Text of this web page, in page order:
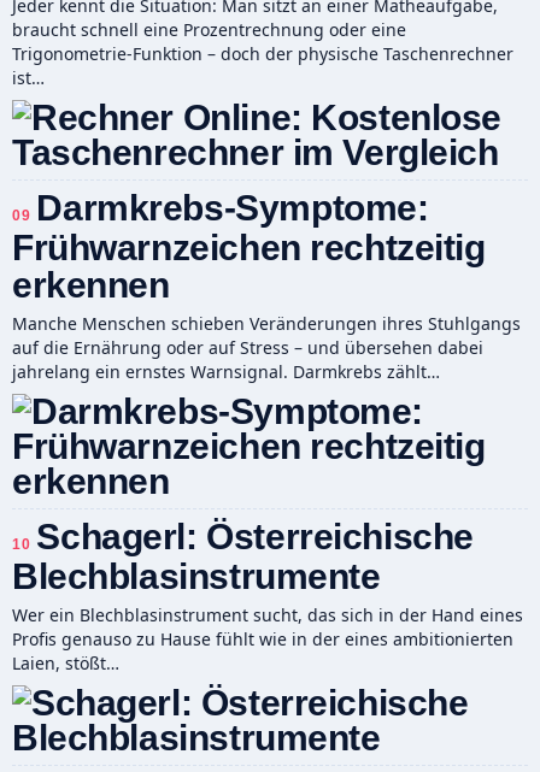
Jeder kennt die Situation: Man sitzt an einer Matheaufgabe,
braucht schnell eine Prozentrechnung oder eine
Trigonometrie-Funktion – doch der physische Taschenrechner
ist…
09 Darmkrebs-Symptome:
Frühwarnzeichen rechtzeitig
erkennen
Manche Menschen schieben Veränderungen ihres Stuhlgangs
auf die Ernährung oder auf Stress – und übersehen dabei
jahrelang ein ernstes Warnsignal. Darmkrebs zählt…
10 Schagerl: Österreichische
Blechblasinstrumente
Wer ein Blechblasinstrument sucht, das sich in der Hand eines
Profis genauso zu Hause fühlt wie in der eines ambitionierten
Laien, stößt…